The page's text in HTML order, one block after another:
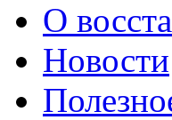
О
Новости